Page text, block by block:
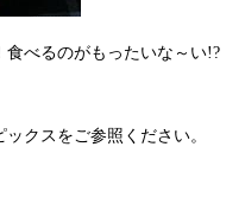
食べるのがもったいな～い!?
クスをご参照ください。